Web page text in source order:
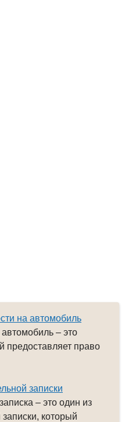
на автомобиль
– это
предоставляет право
записки
– это один из
который